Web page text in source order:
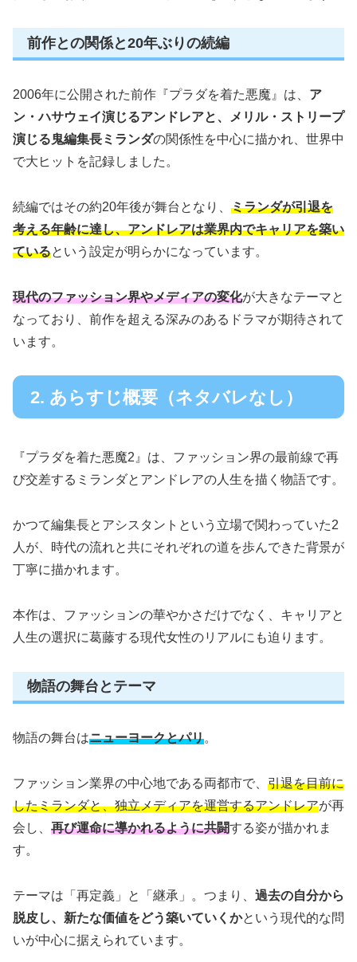
前作との関係と20年ぶりの続編
2006年に公開された前作『プラダを着た悪魔』は、 ア
ン・ハサウェイ演じるアンドレアと、メリル・ストリープ
演じる鬼編集長ミランダの関係性を中心に描かれ、世界中
で大ヒットを記録しました。
続編ではその約20年後が舞台となり、 ミランダが引退を
考える年齢に達し、アンドレアは業界内でキャリアを築い
ているという設定が明らかになっています。
現代のファッション界やメディアの変化が大きなテーマと
なっており、前作を超える深みのあるドラマが期待されて
います。
2. あらすじ概要（ネタバレなし）
『プラダを着た悪魔2』は、ファッション界の最前線で再
び交差するミランダとアンドレアの人生を描く物語です。
かつて編集長とアシスタントという立場で関わっていた2
人が、時代の流れと共にそれぞれの道を歩んできた背景が
丁寧に描かれます。
本作は、ファッションの華やかさだけでなく、キャリアと
人生の選択に葛藤する現代女性のリアルにも迫ります。
物語の舞台とテーマ
物語の舞台はニューヨークとパリ。
ファッション業界の中心地である両都市で、 引退を目前に
したミランダと、独立メディアを運営するアンドレアが再
会し、 再び運命に導かれるように共闘する姿が描かれま
す。
テーマは「再定義」と「継承」。つまり、 過去の自分から
脱皮し、新たな価値をどう築いていくかという現代的な問
いが中心に据えられています。